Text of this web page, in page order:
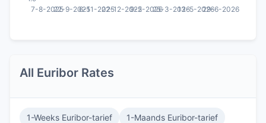
All Euribor Rates
1-Weeks Euribor-tarief 1-Maands Euribor-tarief